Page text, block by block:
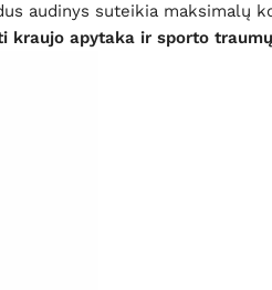
audinys suteikia maksimalų
kraujo apytaka ir sporto